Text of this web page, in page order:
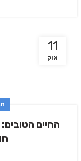
11
אוק
החיים